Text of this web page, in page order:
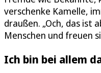
verschenke Kamelle,
draußen. „Och, das ist
Menschen und freuen
Ich bin bei allem